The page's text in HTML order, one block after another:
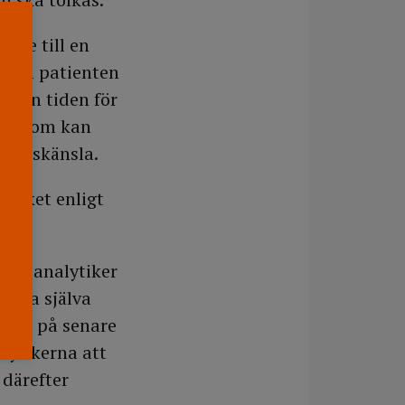
till en
patienten
den tiden för
som kan
vilket enligt
analytiker
själva
på senare
att